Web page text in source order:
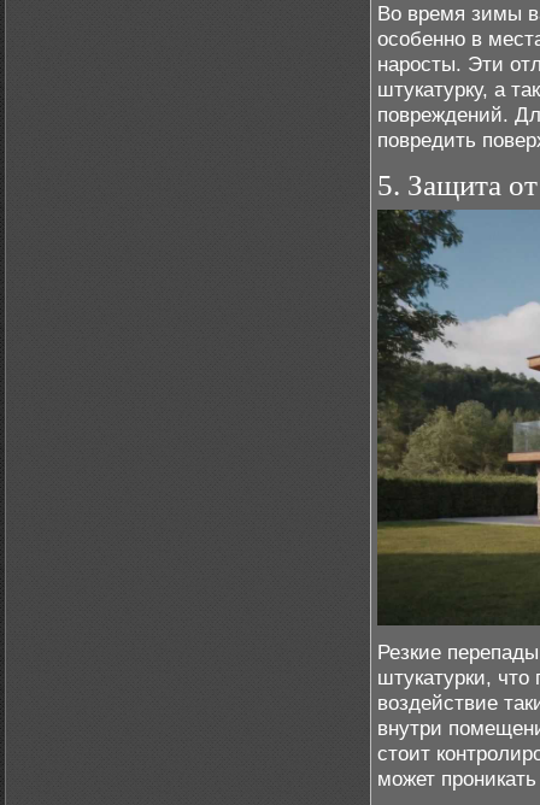
Во время зимы
особенно в
наросты. Эти
штукатурку, а
повреждений.
повредить
5. Защита
Резкие
штукатурки,
воздействие
внутри
стоит
может